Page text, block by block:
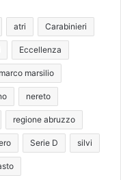
atri Carabinieri
Eccellenza
marco marsilio
nereto
regione abruzzo
Serie D silvi